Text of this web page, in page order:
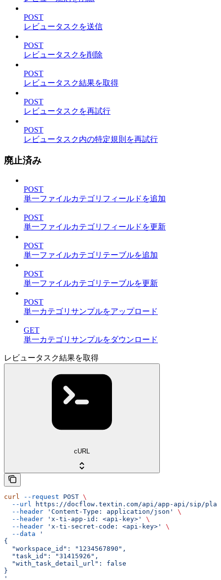
POST
レビュータスクを送信
POST
レビュータスクを削除
POST
レビュータスク結果を取得
POST
レビュータスクを再試行
POST
レビュータスク内の特定規則を再試行
廃止済み
POST
単一ファイルカテゴリフィールドを追加
POST
単一ファイルカテゴリフィールドを更新
POST
単一ファイルカテゴリテーブルを追加
POST
単一ファイルカテゴリテーブルを更新
POST
単一カテゴリサンプルをアップロード
GET
単一カテゴリサンプルをダウンロード
レビュータスク結果を取得
cURL
curl --request POST \
  --url
https://docflow.textin.com/api/app-api/sip/
  --header
'Content-Type: application/json'
\
  --header
'x-ti-app-id: <api-key>'
\
  --header
'x-ti-secret-code: <api-key>'
\
  --data
'
{
  "workspace_id": "1234567890",
  "task_id": "31415926",
  "with_task_detail_url": false
}
'